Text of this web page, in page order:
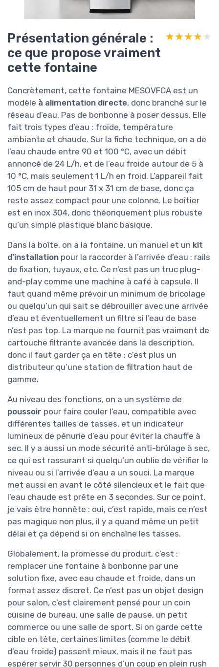
Présentation générale :
ce que propose vraiment
cette fontaine
★★★★★
★★★★★
Concrètement, cette fontaine MESOVFCA est un
modèle à alimentation directe, donc branché sur le
réseau d’eau. Pas de bonbonne à poser dessus. Elle
fait trois types d’eau : froide, température
ambiante et chaude. Sur la fiche technique, on a de
l’eau chaude entre 90 et 100 °C, avec un débit
annoncé de 24 L/h, et de l’eau froide autour de 5 à
10 °C, mais seulement 1 L/h en froid. L’appareil fait
105 cm de haut pour 31 x 31 cm de base, donc ça
reste assez compact pour une colonne. Le boîtier
est en inox 304, donc théoriquement plus robuste
qu’un simple plastique blanc basique.
Dans la boîte, on a la fontaine, un manuel et un kit
d’installation pour la raccorder à l’arrivée d’eau : rails
de fixation, tuyaux, etc. Ce n’est pas un truc plug-
and-play comme une machine à café à capsule. Il
faut quand même prévoir un minimum de bricolage
ou quelqu’un qui sait se débrouiller avec une arrivée
d’eau et éventuellement un filtre si l’eau de base
n’est pas top. La marque ne fournit pas vraiment de
cartouche filtrante avancée dans la description,
donc il faut garder ça en tête : c’est plus un
distributeur qu’une station de filtration haut de
gamme.
Au niveau des fonctions, on a un système de
poussoir pour faire couler l’eau, compatible avec
différentes tailles de tasses, et un indicateur
lumineux de pénurie d’eau pour éviter la chauffe à
sec. Il y a aussi un mode sécurité anti-brûlage à sec,
ce qui est rassurant si quelqu’un oublie de vérifier le
niveau ou si l’arrivée d’eau a un souci. La marque
met aussi en avant le côté silencieux et le fait que
l’eau chaude est prête en 3 secondes. Sur ce point,
je vais être honnête : oui, c’est rapide, mais ce n’est
pas magique non plus, il y a quand même un petit
délai et ça dépend si on enchaîne les tasses.
Globalement, la promesse du produit, c’est :
remplacer une fontaine à bonbonne par une
solution fixe, avec eau chaude et froide, dans un
format assez discret. Ce n’est pas un objet design
pour salon, c’est clairement pensé pour un coin
cuisine de bureau, une salle de pause, un petit
commerce ou une salle de sport. Si on garde cette
cible en tête, certaines limites (comme le débit
d’eau froide) passent mieux, mais il ne faut pas
espérer servir 30 personnes d’un coup en plein rush